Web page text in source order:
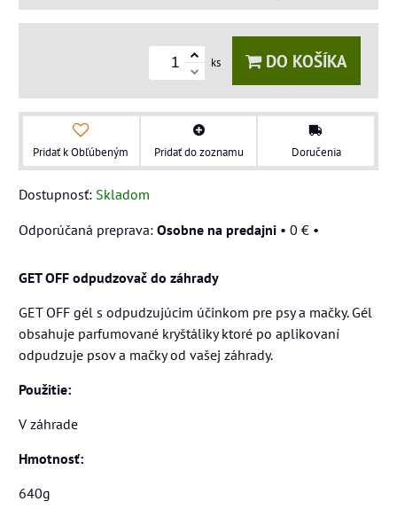
ks DO KOŠÍKA
Pridať k Obľúbeným Pridať do zoznamu Doručenia
Dostupnosť: Skladom
Osobne na predajni • 0 € •
GET OFF odpudzovač do záhrady
GET OFF gél s odpudzujúcim účinkom pre psy a mačky. Gél
obsahuje parfumované kryštáliky ktoré po aplikovaní
odpudzuje psov a mačky od vašej záhrady.
Použitie:
V záhrade
Hmotnosť:
640g